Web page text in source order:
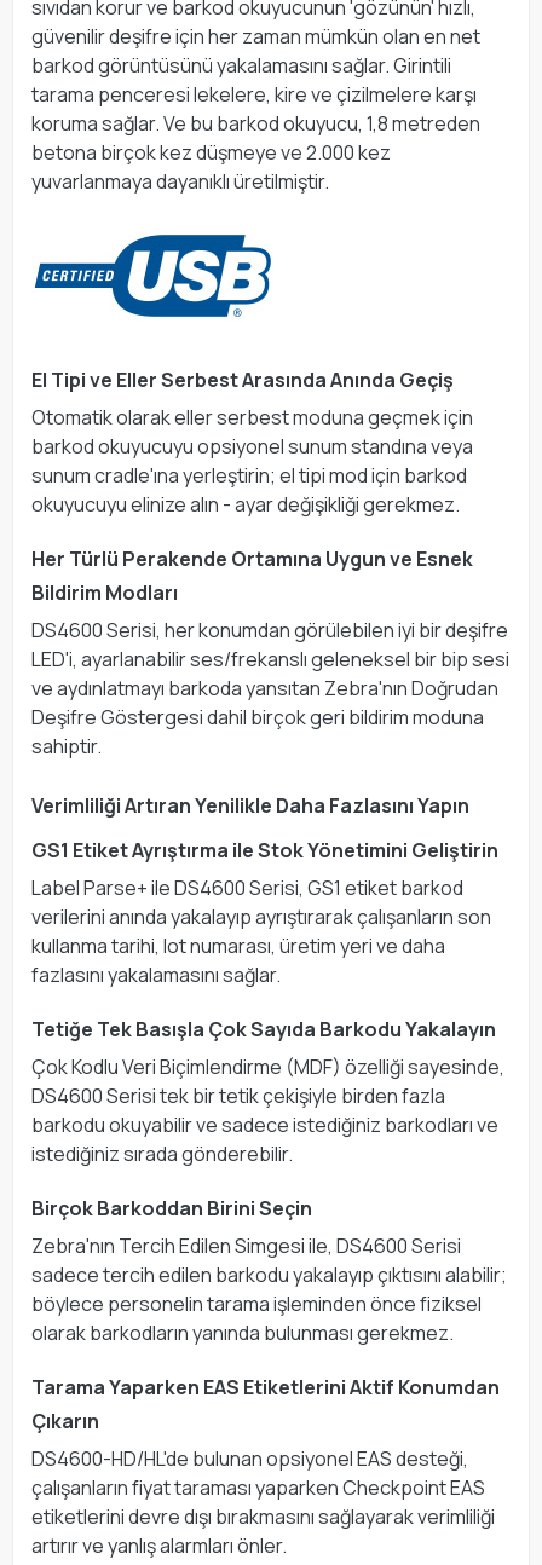
sıvıdan korur ve barkod okuyucunun 'gözünün' hızlı,
güvenilir deşifre için her zaman mümkün olan en net
barkod görüntüsünü yakalamasını sağlar. Girintili
tarama penceresi lekelere, kire ve çizilmelere karşı
koruma sağlar. Ve bu barkod okuyucu, 1,8 metreden
betona birçok kez düşmeye ve 2.000 kez
yuvarlanmaya dayanıklı üretilmiştir.
El Tipi ve Eller Serbest Arasında Anında Geçiş
Otomatik olarak eller serbest moduna geçmek için
barkod okuyucuyu opsiyonel sunum standına veya
sunum cradle'ına yerleştirin; el tipi mod için barkod
okuyucuyu elinize alın - ayar değişikliği gerekmez.
Her Türlü Perakende Ortamına Uygun ve Esnek
Bildirim Modları
DS4600 Serisi, her konumdan görülebilen iyi bir deşifre
LED'i, ayarlanabilir ses/frekanslı geleneksel bir bip sesi
ve aydınlatmayı barkoda yansıtan Zebra'nın Doğrudan
Deşifre Göstergesi dahil birçok geri bildirim moduna
sahiptir.
Verimliliği Artıran Yenilikle Daha Fazlasını Yapın
GS1 Etiket Ayrıştırma ile Stok Yönetimini Geliştirin
Label Parse+ ile DS4600 Serisi, GS1 etiket barkod
verilerini anında yakalayıp ayrıştırarak çalışanların son
kullanma tarihi, lot numarası, üretim yeri ve daha
fazlasını yakalamasını sağlar.
Tetiğe Tek Basışla Çok Sayıda Barkodu Yakalayın
Çok Kodlu Veri Biçimlendirme (MDF) özelliği sayesinde,
DS4600 Serisi tek bir tetik çekişiyle birden fazla
barkodu okuyabilir ve sadece istediğiniz barkodları ve
istediğiniz sırada gönderebilir.
Birçok Barkoddan Birini Seçin
Zebra'nın Tercih Edilen Simgesi ile, DS4600 Serisi
sadece tercih edilen barkodu yakalayıp çıktısını alabilir;
böylece personelin tarama işleminden önce fiziksel
olarak barkodların yanında bulunması gerekmez.
Tarama Yaparken EAS Etiketlerini Aktif Konumdan
Çıkarın
DS4600-HD/HL'de bulunan opsiyonel EAS desteği,
çalışanların fiyat taraması yaparken Checkpoint EAS
etiketlerini devre dışı bırakmasını sağlayarak verimliliği
artırır ve yanlış alarmları önler.